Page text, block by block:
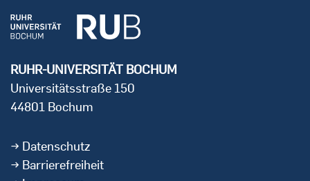
RUHR-UNIVERSITÄT BOCHUM
Universitätsstraße 150
44801 Bochum
Datenschutz
Barrierefreiheit